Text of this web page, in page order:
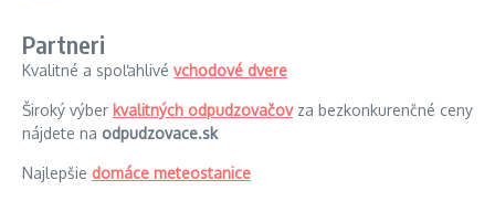
Partneri
Kvalitné a spoľahlivé vchodové dvere
Široký výber kvalitných odpudzovačovza bezkonkurenčné ceny
nájdete na odpudzovace.sk
Najlepšie domáce meteostanice